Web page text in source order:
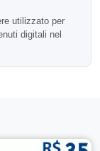
utilizzato per
digitali nel